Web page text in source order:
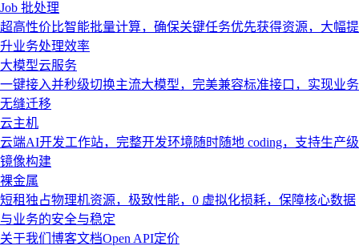
Job 批处理
超高性价比智能批量计算，确保关键任务优先获得资源，大幅提
升业务处理效率
大模型云服务
一键接入并秒级切换主流大模型，完美兼容标准接口，实现业务
无缝迁移
云主机
云端AI开发工作站，完整开发环境随时随地 coding，支持生产级
镜像构建
裸金属
短租独占物理机资源，极致性能，0 虚拟化损耗，保障核心数据
与业务的安全与稳定
关于我们 博客文档Open API定价